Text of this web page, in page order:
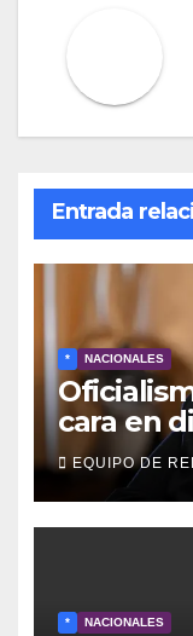
Entrada
* NACIONALES
cara en
por EE
EQUIPO DE
* NACIONALES